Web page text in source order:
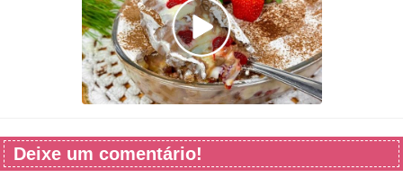
Deixe um comentário!